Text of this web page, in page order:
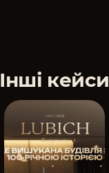
Інші кейси